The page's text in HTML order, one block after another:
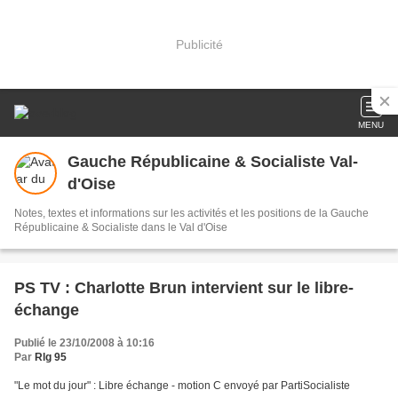
Publicité
MENU
Gauche Républicaine & Socialiste Val-
d'Oise
Notes, textes et informations sur les activités et les positions de la Gauche
Républicaine & Socialiste dans le Val d'Oise
PS TV : Charlotte Brun intervient sur le libre-
échange
Publié le 23/10/2008 à 10:16
Par Rlg 95
"Le mot du jour" : Libre échange - motion C envoyé par PartiSocialiste